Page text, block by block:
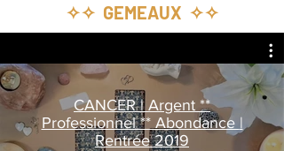
✧✧ GEMEAUX ✧✧
CANCER | Argent **
Professionnel ** Abondance |
Rentrée 2019